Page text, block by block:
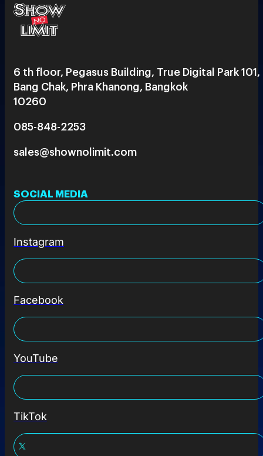
6 th floor, Pegasus Building, True Digital Park 101,
Bang Chak, Phra Khanong, Bangkok
10260
085-848-2253
sales@shownolimit.com
SOCIAL MEDIA
Instagram
Facebook
YouTube
TikTok